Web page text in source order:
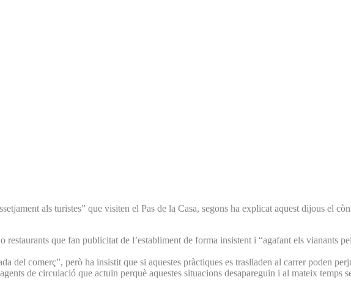
als turistes” que visiten el Pas de la Casa, segons ha explicat aquest dijous el
restaurants que fan publicitat de l’establiment de forma insistent i “agafant els vianants
del comerç”, però ha insistit que si aquestes pràctiques es traslladen al carrer poden
de circulació que actuïn perquè aquestes situacions desapareguin i al mateix